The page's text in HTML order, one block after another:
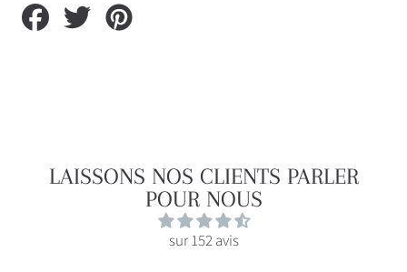
Partager
sur
Tweeter
sur
LAISSONS NOS CLIENTS PARLER
POUR NOUS
sur 152 avis